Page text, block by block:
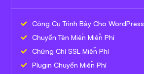
Công Cụ Trình Bày Cho WordPress
Chuyển Tên Miền Miễn Phí
Chứng Chỉ SSL Miễn Phí
Plugin Chuyển Miễn Phí